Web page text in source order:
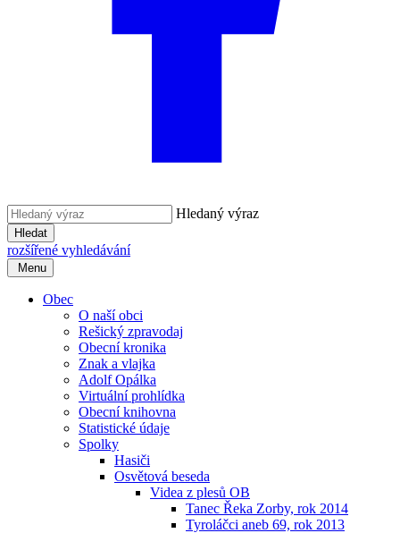
Hledaný výraz
Hledat
rozšířené vyhledávání
Menu
Obec
O naší obci
Rešický zpravodaj
Obecní kronika
Znak a vlajka
Adolf Opálka
Virtuální prohlídka
Obecní knihovna
Statistické údaje
Spolky
Hasiči
Osvětová beseda
Videa z plesů OB
Tanec Řeka Zorby, rok 2014
Tyroláčci aneb 69, rok 2013